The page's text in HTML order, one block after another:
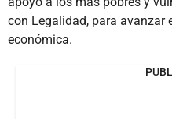
con Legalidad, para avanzar
económica.